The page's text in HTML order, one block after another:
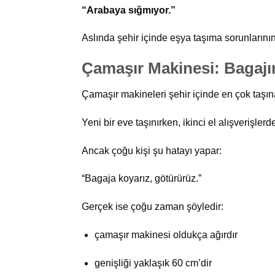
“Arabaya sığmıyor.”
Aslında şehir içinde eşya taşıma
Çamaşır Makinesi:
Çamaşır makineleri şehir içinde en çok
Yeni bir eve taşınırken, ikinci el
Ancak çoğu kişi şu hatayı yapar:
“Bagaja koyarız, götürürüz.”
Gerçek ise çoğu zaman şöyledir:
çamaşır makinesi oldukça ağırdır
genişliği yaklaşık 60 cm’dir